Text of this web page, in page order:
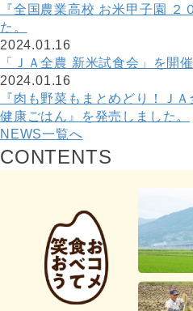
『全国農業高校 お米甲子園 ２
た。
2024.01.16
「ＪＡ全農 新米試食会」を開
2024.01.16
『肉も野菜もまとめどり！Ｊ
健康ごはん』を発売しました。
NEWS一覧へ
CONTENTS